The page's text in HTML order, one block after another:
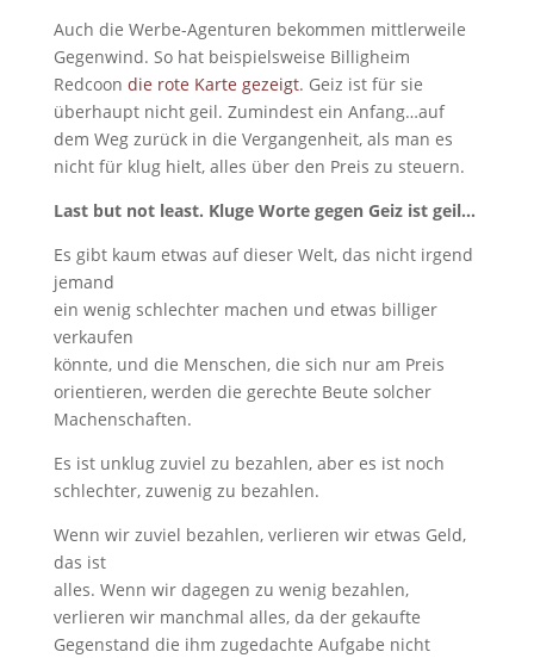
Auch die Werbe-Agenturen bekommen mittlerweile
Gegenwind. So hat beispielsweise Billigheim
Redcoon die rote Karte gezeigt. Geiz ist für sie
überhaupt nicht geil. Zumindest ein Anfang…auf
dem Weg zurück in die Vergangenheit, als man es
nicht für klug hielt, alles über den Preis zu steuern.
Last but not least. Kluge Worte gegen Geiz ist geil…
Es gibt kaum etwas auf dieser Welt, das nicht irgend
jemand
ein wenig schlechter machen und etwas billiger
verkaufen
könnte, und die Menschen, die sich nur am Preis
orientieren, werden die gerechte Beute solcher
Machenschaften.
Es ist unklug zuviel zu bezahlen, aber es ist noch
schlechter, zuwenig zu bezahlen.
Wenn wir zuviel bezahlen, verlieren wir etwas Geld,
das ist
alles. Wenn wir dagegen zu wenig bezahlen,
verlieren wir manchmal alles, da der gekaufte
Gegenstand die ihm zugedachte Aufgabe nicht